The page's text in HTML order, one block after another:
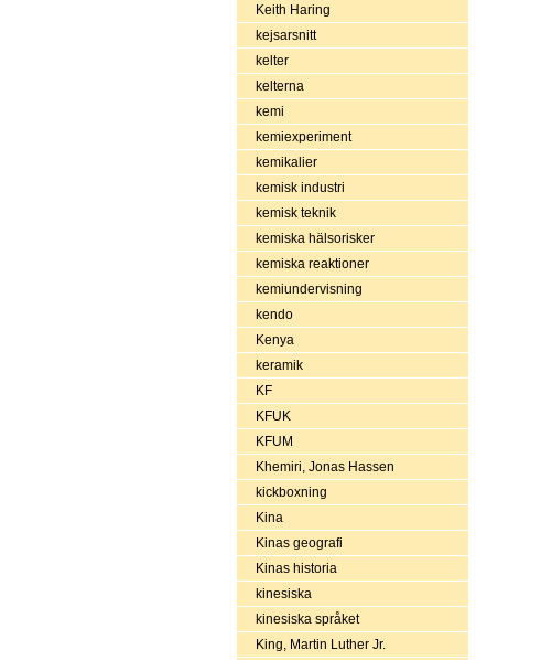
Keith Haring
kejsarsnitt
kelter
kelterna
kemi
kemiexperiment
kemikalier
kemisk industri
kemisk teknik
kemiska hälsorisker
kemiska reaktioner
kemiundervisning
kendo
Kenya
keramik
KF
KFUK
KFUM
Khemiri, Jonas Hassen
kickboxning
Kina
Kinas geografi
Kinas historia
kinesiska
kinesiska språket
King, Martin Luther Jr.